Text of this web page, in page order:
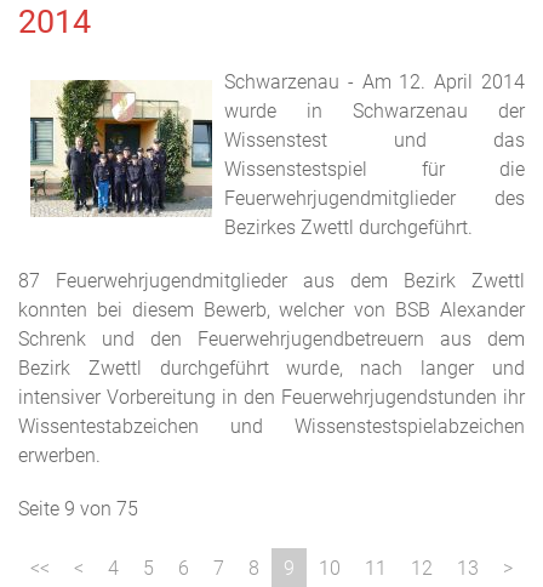
2014
Schwarzenau - Am 12. April 2014
wurde in Schwarzenau der
Wissenstest und das
Wissenstestspiel für die
Feuerwehrjugendmitglieder des
Bezirkes Zwettl durchgeführt.
87 Feuerwehrjugendmitglieder aus dem Bezirk Zwettl
konnten bei diesem Bewerb, welcher von BSB Alexander
Schrenk und den Feuerwehrjugendbetreuern aus dem
Bezirk Zwettl durchgeführt wurde, nach langer und
intensiver Vorbereitung in den Feuerwehrjugendstunden ihr
Wissentestabzeichen und Wissenstestspielabzeichen
erwerben.
Seite 9 von 75
4 5 6 7 8 9 10 11 12 13